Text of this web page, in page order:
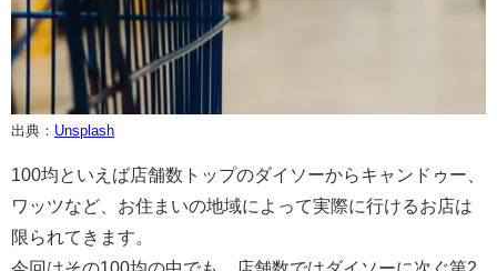
出典： Unsplash
100均といえば店舗数トップのダイソーからキャンドゥー、
ワッツなど、お住まいの地域によって実際に行けるお店は
限られてきます。